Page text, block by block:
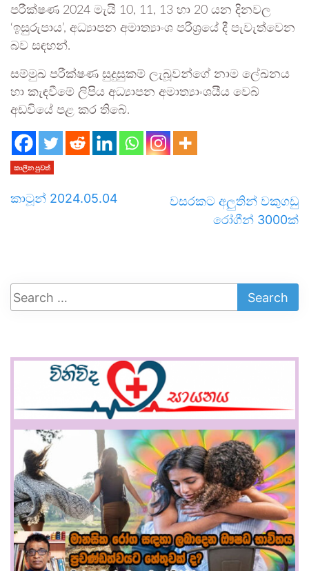
පරීක්ෂණ 2024 මැයි 10, 11, 13 හා 20 යන දිනවල
‘ඉසුරුපාය’, අධ්‍යාපන අමාත්‍යාංශ පරිශ්‍රයේ දී පැවැත්වෙන
බව සඳහන්.
සම්මුඛ පරීක්ෂණ සුදුසුකම් ලැබූවන්ගේ නාම ලේඛනය
හා කැඳවීමේ ලිපිය අධ්‍යාපන අමාත්‍යාංශයීය වෙබ්
අඩවියේ පළ කර තිබේ.
කාලීන පුවත්
කාටූන් 2024.05.04
වසරකට අලුතින් වකුගඩු
රෝගීන් 3000ක්